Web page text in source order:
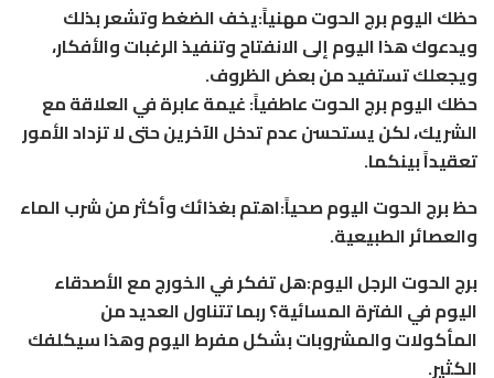
حظك اليوم برج الحوت مهنياً:يخف الضغط وتشعر بذلك
ويدعوك هذا اليوم إلى الانفتاح وتنفيذ الرغبات والأفكار،
ويجعلك تستفيد من بعض الظروف.
حظك اليوم برج الحوت عاطفياً: غيمة عابرة في العلاقة مع
الشريك، لكن يستحسن عدم تدخل الآخرين حتى لا تزداد الأمور
تعقيداً بينكما.
حظ برج الحوت اليوم صحياً:اهتم بغذائك وأكثر من شرب الماء
والعصائر الطبيعية.
برج الحوت الرجل اليوم:هل تفكر في الخورج مع الأصدقاء
اليوم في الفترة المسائية؟ ربما تتناول العديد من
المأكولات والمشروبات بشكل مفرط اليوم وهذا سيكلفك
الكثير.